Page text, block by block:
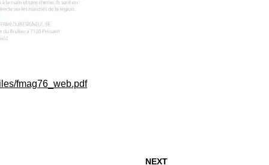
fmag76_web.pdf
NEXT